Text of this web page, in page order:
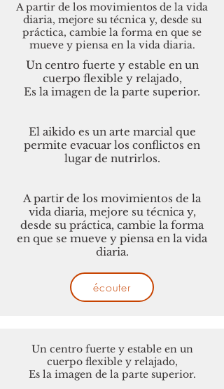
A partir de los movimientos de la vida
diaria, mejore su técnica y, desde su
práctica, cambie la forma en que se
mueve y piensa en la vida diaria.
Un centro fuerte y estable en un
cuerpo flexible y relajado,
Es la imagen de la parte superior.
El aikido es un arte marcial que
permite evacuar los conflictos en
lugar de nutrirlos.
A partir de los movimientos de la
vida diaria, mejore su técnica y,
desde su práctica, cambie la forma
en que se mueve y piensa en la vida
diaria.
écouter
Un centro fuerte y estable en un
cuerpo flexible y relajado,
Es la imagen de la parte superior.